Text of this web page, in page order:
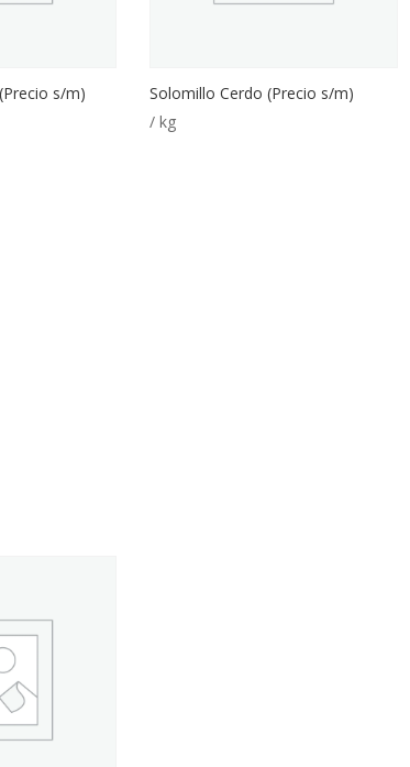
s/m)
Solomillo Cerdo (Precio s/m)
/ kg